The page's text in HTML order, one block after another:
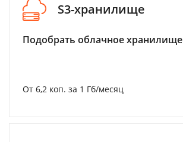
S3-хранилище
Подобрать облачное хранилище
От 6,2 коп. за 1 Гб/месяц